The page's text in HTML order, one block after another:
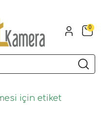
0
için etiket